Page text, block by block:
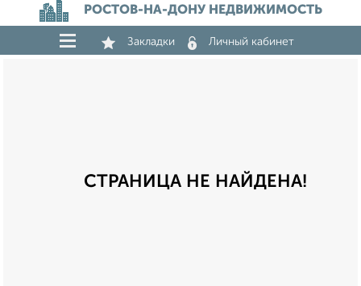
РОСТОВ-НА-ДОНУ НЕДВИЖИМОСТЬ
Закладки Личный кабинет
СТРАНИЦА НЕ НАЙДЕНА!